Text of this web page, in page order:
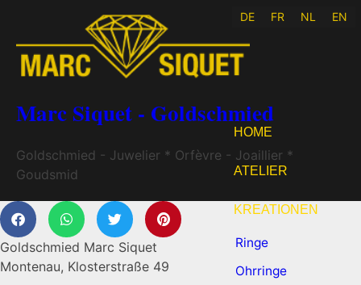
Marc Siquet - Goldschmied
Goldschmied - Juwelier * Orfèvre - Joaillier *
Goudsmid
DE FR NL EN
HOME
ATELIER
KREATIONEN
Ringe
Ohrringe
Goldschmied Marc Siquet
Montenau, Klosterstraße 49